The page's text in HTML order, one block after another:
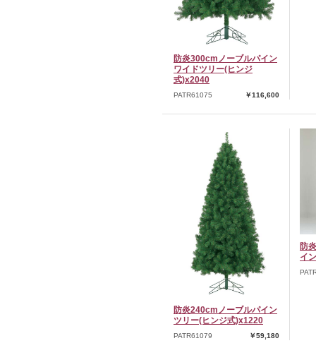
防炎300cmノーブルパイン
ワイドツリー(ヒンジ
式)x2040
PATR61075 ￥116,600
防炎240cmノーブルパイン
ツリー(ヒンジ式)x1220
PATR61079 ￥59,180
防
イ